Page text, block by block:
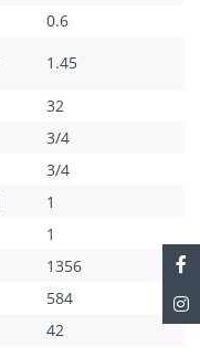
0.6
1.45
32
3/4
3/4
1
1
1356
584
42